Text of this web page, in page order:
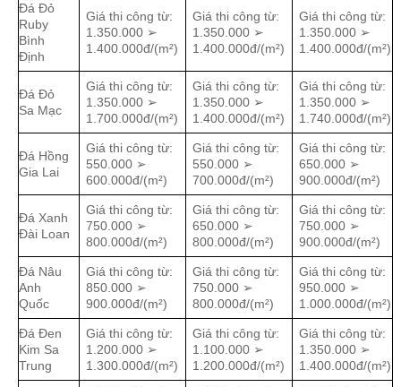
Đá Đỏ
Ruby
Bình
Định
Giá thi công từ:
1.350.000 ➢
1.400.000đ/(m²)
Giá thi công từ:
1.350.000 ➢
1.400.000đ/(m²)
Giá thi công từ:
1.350.000 ➢
1.400.000đ/(m²)
Đá Đỏ
Sa Mạc
Giá thi công từ:
1.350.000 ➢
1.700.000đ/(m²)
Giá thi công từ:
1.350.000 ➢
1.400.000đ/(m²)
Giá thi công từ:
1.350.000 ➢
1.740.000đ/(m²)
Đá Hồng
Gia Lai
Giá thi công từ:
550.000 ➢
600.000đ/(m²)
Giá thi công từ:
550.000 ➢
700.000đ/(m²)
Giá thi công từ:
650.000 ➢
900.000đ/(m²)
Đá Xanh
Đài Loan
Giá thi công từ:
750.000 ➢
800.000đ/(m²)
Giá thi công từ:
650.000 ➢
800.000đ/(m²)
Giá thi công từ:
750.000 ➢
900.000đ/(m²)
Đá Nâu
Anh
Quốc
Giá thi công từ:
850.000 ➢
900.000đ/(m²)
Giá thi công từ:
750.000 ➢
800.000đ/(m²)
Giá thi công từ:
950.000 ➢
1.000.000đ/(m²)
Đá Đen
Kim Sa
Trung
Giá thi công từ:
1.200.000 ➢
1.300.000đ/(m²)
Giá thi công từ:
1.100.000 ➢
1.200.000đ/(m²)
Giá thi công từ:
1.350.000 ➢
1.400.000đ/(m²)